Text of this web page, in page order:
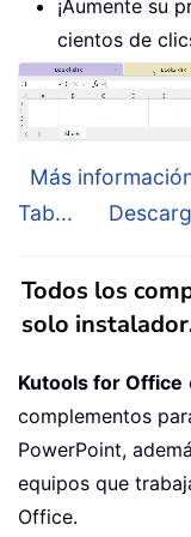
¡Aumente su
cientos de
Más
Tab...
Todos los
solo
Kutools for Office
complementos
PowerPoint,
equipos que
Office.